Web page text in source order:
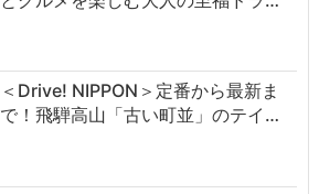
＜Drive! NIPPON＞定番から最新ま
で！飛騨高山「古い町並」のテイ…